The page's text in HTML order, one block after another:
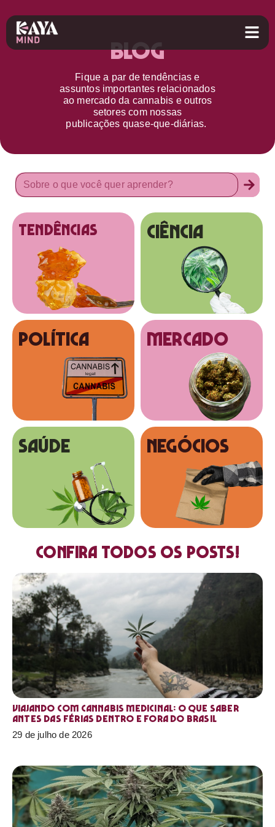
Blog
Fique a par detendências e
assuntos importantes relacionados
ao mercado da cannabis e outros
setorescom nossas
publicações quase-que-diárias.
tendências Ciência
Política MERCADO
SAÚDE NEGÓCIOS
Confira todos os posts!
Viajando com cannabis medicinal: o que saber
antes das férias dentro e fora do Brasil
29 de julho de 2026